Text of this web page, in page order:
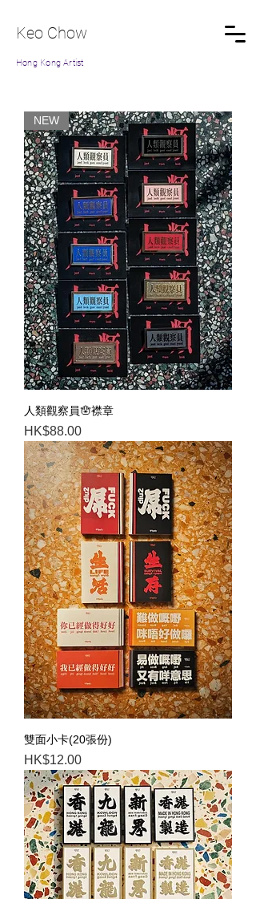
Keo Chow
Hong Kong Artist
NEW
人類觀察員🪬襟章
Price
HK$88.00
雙面小卡(20張份)
Price
HK$12.00